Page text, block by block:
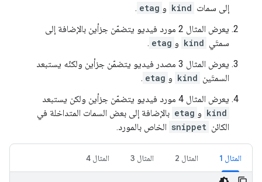
إلى سمات kind و etag
.
يعرض المثال 2 مورد فيديو يتضمّن جزأين بالإضافة إلى
سمتَي kind و etag
.
يعرض المثال 3 مصدر فيديو يتضمّن جزأين ولكنّه يستبعد
السمتَين kind و etag
.
يعرض المثال 4 مورد فيديو يتضمّن جزأين ولكن يستبعد
kind و etag بالإضافة إلى بعض السمات المتداخلة في
الكائن snippet الخاص بالمورد.
المثال 1 المثال 2 المثال 3 المثال 4